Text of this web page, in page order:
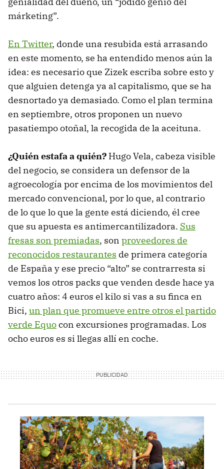
márketing”.
En Twitter, donde una resubida está arrasando
en este momento, se ha entendido menos aún la
idea: es necesario que Zizek escriba sobre esto y
que alguien detenga ya al capitalismo, que se ha
desnortado ya demasiado. Como el plan termina
en septiembre, otros proponen un nuevo
pasatiempo otoñal, la recogida de la aceituna.
¿Quién estafa a quién? Hugo Vela, cabeza visible
del negocio, se considera un defensor de la
agroecología por encima de los movimientos del
mercado convencional, por lo que, al contrario
de lo que lo que la gente está diciendo, él cree
que su apuesta es antimercantilizadora. Sus
fresas son premiadas, son proveedores de
reconocidos restaurantes de primera categoría
de España y ese precio “alto” se contrarresta si
vemos los otros packs que venden desde hace ya
cuatro años: 4 euros el kilo si vas a su finca en
Bici, un plan que promueve entre otros el partido
verde Equocon excursiones programadas. Los
ocho euros es si llegas allí en coche.